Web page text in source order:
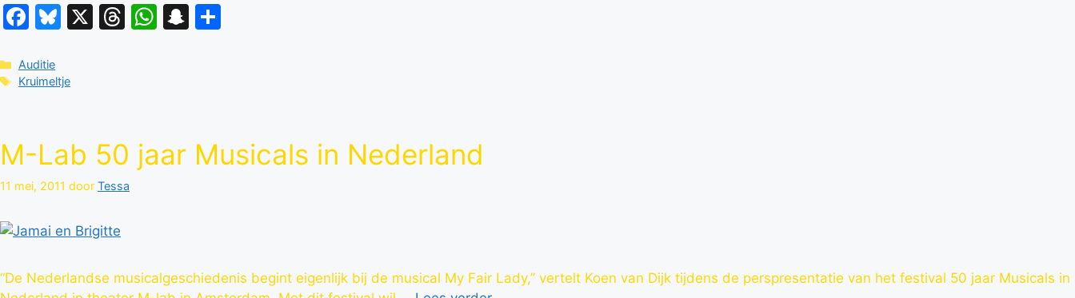
Facebook
Bluesky
X Threads
WhatsApp
Snapchat
Categorieën
Auditie
Tags
Kruimeltje
M-Lab 50 jaar Musicals in Nederland
11 mei, 2011 door Tessa
“De Nederlandse musicalgeschiedenis begint eigenlijk bij de musical My Fair Lady,” vertelt Koen van Dijk tijdens de perspresentatie van het festival 50 jaar Musicals in